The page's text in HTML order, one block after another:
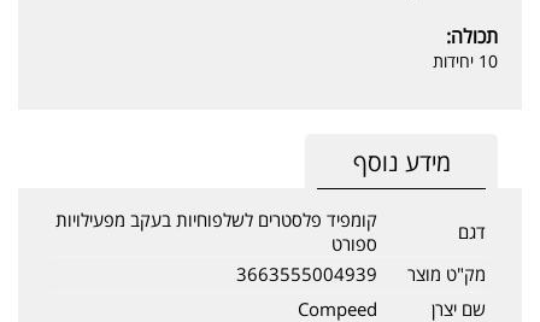
תכולה:
10 יחידות
מידע נוסף
דגם
קומפיד פלסטרים לשלפוחיות בעקב מפעילויות
ספורט
מק"ט מוצר
3663555004939
שם יצרן
Compeed